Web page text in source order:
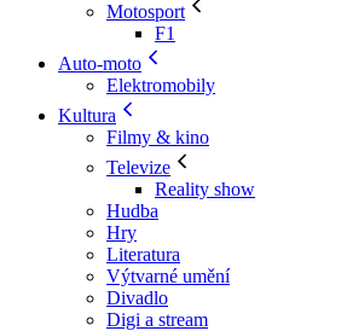
Motosport
F1
Auto-moto
Elektromobily
Kultura
Filmy & kino
Televize
Reality show
Hudba
Hry
Literatura
Výtvarné umění
Divadlo
Digi a stream